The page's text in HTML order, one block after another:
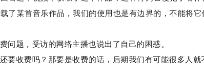
了某首音乐作品，我们的使用也是有边界的，不能将它
问题，受访的网络主播也说出了自己的困惑。
要收费吗？那要是收费的话，后期我们有可能很多人